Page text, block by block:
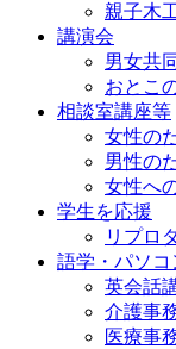
親子木
講演会
男女共
おとこ
相談室講座等
女性の
男性の
女性へ
学生を応援
リプロ
語学・パソ
英会話
介護事
医療事